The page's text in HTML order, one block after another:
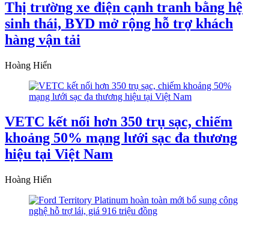
Thị trường xe điện cạnh tranh bằng hệ
sinh thái, BYD mở rộng hỗ trợ khách
hàng vận tải
Hoàng Hiển
VETC kết nối hơn 350 trụ sạc, chiếm
khoảng 50% mạng lưới sạc đa thương
hiệu tại Việt Nam
Hoàng Hiển